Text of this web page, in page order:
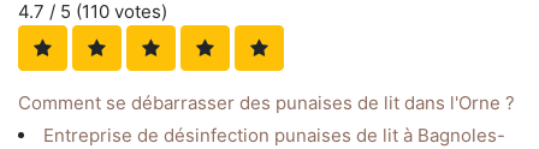
4.7 / 5 (110 votes)
Comment se débarrasser des punaises de lit dans l'Orne ?
Entreprise de désinfection punaises de lit à Bagnoles-